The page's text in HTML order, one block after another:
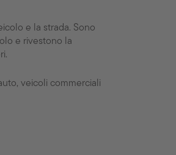
e la strada. Sono
e rivestono la
veicoli commerciali